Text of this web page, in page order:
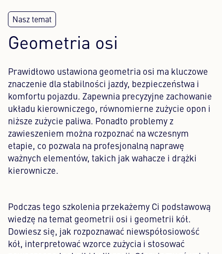
Geometria osi
Prawidłowo ustawiona geometria osi ma kluczowe
znaczenie dla stabilności jazdy, bezpieczeństwa i
komfortu pojazdu. Zapewnia precyzyjne zachowanie
układu kierowniczego, równomierne zużycie opon i
niższe zużycie paliwa. Ponadto problemy z
zawieszeniem można rozpoznać na wczesnym
etapie, co pozwala na profesjonalną naprawę
ważnych elementów, takich jak wahacze i drążki
kierownicze.
Podczas tego szkolenia przekażemy Ci podstawową
wiedzę na temat geometrii osi i geometrii kół.
Dowiesz się, jak rozpoznawać niewspółosiowość
kół, interpretować wzorce zużycia i stosować